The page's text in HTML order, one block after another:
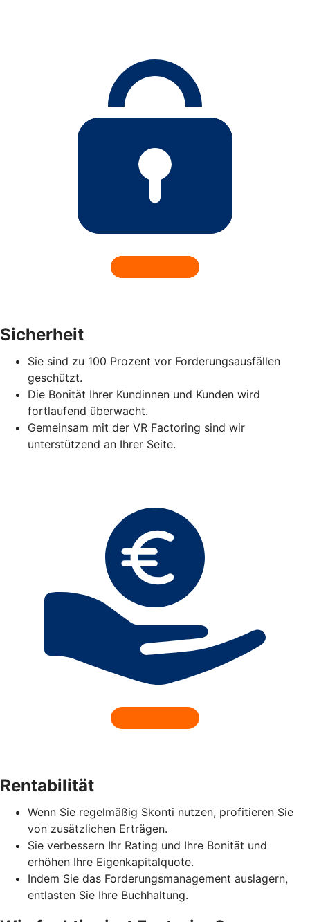
Sicherheit
Sie sind zu 100 Prozent vor Forderungsausfällen
geschützt.
Die Bonität Ihrer Kundinnen und Kunden wird
fortlaufend überwacht.
Gemeinsam mit der VR Factoring sind wir
unterstützend an Ihrer Seite.
Rentabilität
Wenn Sie regelmäßig Skonti nutzen, profitieren Sie
von zusätzlichen Erträgen.
Sie verbessern Ihr Rating und Ihre Bonität und
erhöhen Ihre Eigenkapitalquote.
Indem Sie das Forderungsmanagement auslagern,
entlasten Sie Ihre Buchhaltung.